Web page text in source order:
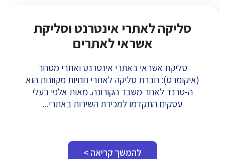
סליקה לאתרי אינטרנט וסליקת
אשראי לאתרים
סליקת אשראי באתרי אינטרנט ואתרי מסחר
(איקומרס): חברת סליקה לאתרי חנויות מקוונות הוא
ה-טרנד לאחר משבר הקורונה. מאות אלפי בעלי
עסקים התקדמו למכירת השירות באתרי...
להמשך קריאה >